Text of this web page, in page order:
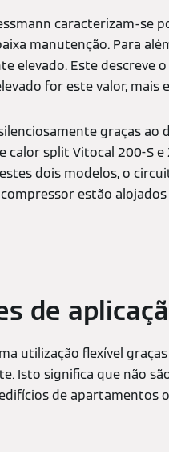
caracterizam-se
manutenção. Para
elevado. Este descreve
for este valor, mais
graças ao
calor split Vitocal 200-S
dois modelos, o
estão
de
utilização flexível
Isto significa que não
de apartamentos